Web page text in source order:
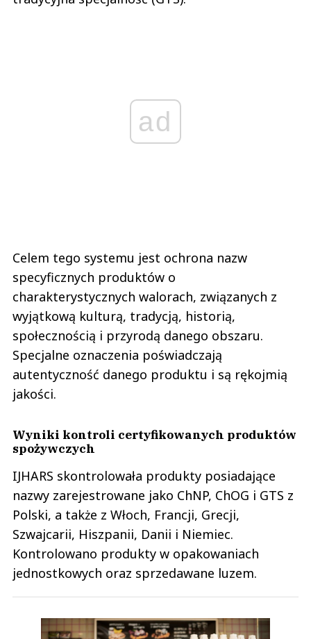
ad
Celem tego systemu jest ochrona nazw
specyficznych produktów o
charakterystycznych walorach, związanych z
wyjątkową kulturą, tradycją, historią,
społecznością i przyrodą danego obszaru.
Specjalne oznaczenia poświadczają
autentyczność danego produktu i są rękojmią
jakości.
Wyniki kontroli certyfikowanych produktów
spożywczych
IJHARS skontrolowała produkty posiadające
nazwy zarejestrowane jako ChNP, ChOG i GTS z
Polski, a także z Włoch, Francji, Grecji,
Szwajcarii, Hiszpanii, Danii i Niemiec.
Kontrolowano produkty w opakowaniach
jednostkowych oraz sprzedawane luzem.